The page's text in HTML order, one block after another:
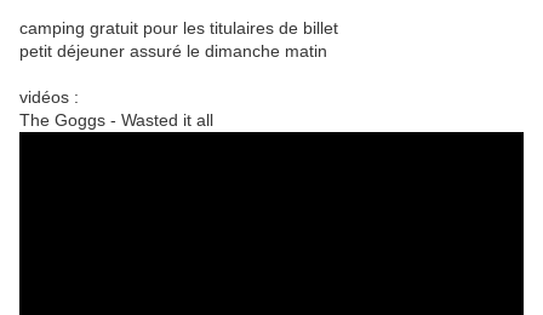
camping gratuit pour les titulaires de billet
petit déjeuner assuré le dimanche matin
vidéos :
The Goggs - Wasted it all